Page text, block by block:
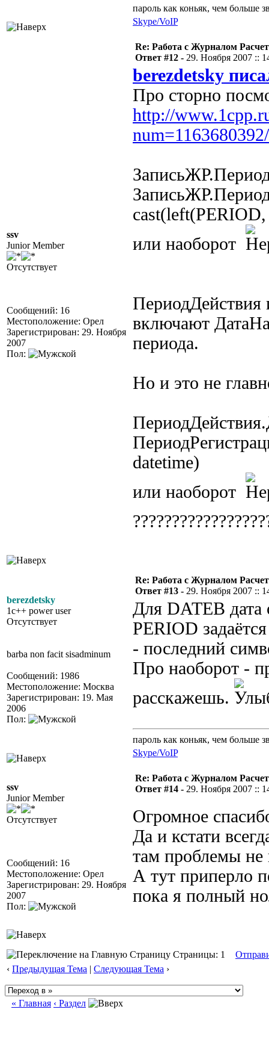
пароль как коньяк, чем больше
Skype/VoIP
ssv
Junior Member
Отсутствует
Сообщений: 16
Местоположение: Орел
Зарегистрирован: 29. Ноября
2007
Пол:
Re: Работа с Журналом
Ответ #12 - 29. Ноября 2007 ::
berezdetsky
Про сторно
http://
или наоборот
ПериодДействия
включают
периода.
Но и это не
datetime)
или наоборот
berezdetsky
1c++ power user
Отсутствует
barba non facit sisadminum
Сообщений: 1986
Местоположение: Москва
Зарегистрирован: 19. Мая
2006
Пол:
Re: Работа с Журналом
Ответ #13 - 29. Ноября 2007 ::
Для DATEB дата
PERIOD
- последний
Про наоборот -
расскажешь.
пароль как коньяк, чем больше
Skype/VoIP
ssv
Junior Member
Отсутствует
Сообщений: 16
Местоположение: Орел
Зарегистрирован: 29. Ноября
2007
Пол:
Re: Работа с Журналом
Ответ #14 - 29. Ноября 2007 ::
Огромное
Да и кстати
там проблемы не
А тут приперло
пока я полный
Страницы: 1
‹ Предыдущая Тема | Следующая Тема ›
« Главная ‹ Раздел